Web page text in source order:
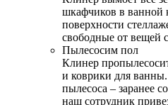
шкафчиков в ванной
поверхности
свободные от вещей
Пылесосим пол
Клинер
и коврики для
пылесоса – заранее
наш сотрудник